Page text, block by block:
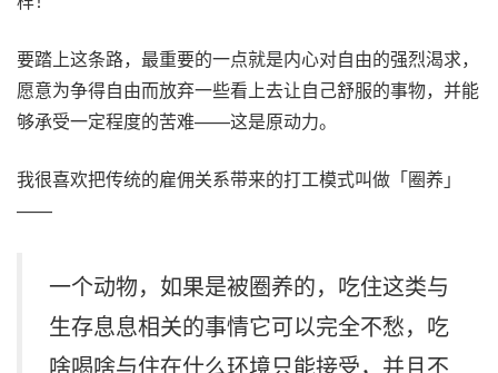
要踏上这条路，最重要的一点就是内心对自由的强烈渴求，
愿意为争得自由而放弃一些看上去让自己舒服的事物，并能
够承受一定程度的苦难——这是原动力。
我很喜欢把传统的雇佣关系带来的打工模式叫做「圈养」
——
一个动物，如果是被圈养的，吃住这类与
生存息息相关的事情它可以完全不愁，吃
啥喝啥与住在什么环境只能接受，并且不